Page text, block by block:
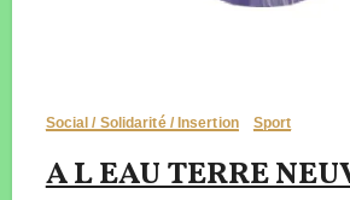
Social / Solidarité / Insertion Sport
A L EAU TERRE